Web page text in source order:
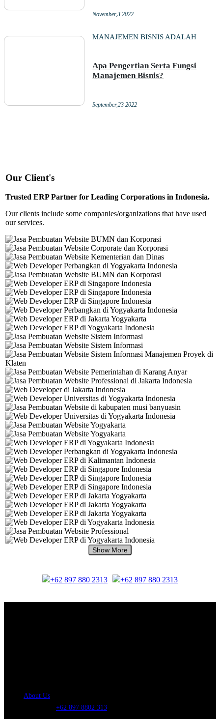
November,3 2022
MANAJEMEN BISNIS ADALAH
Apa Pengertian Serta Fungsi
Manajemen Bisnis?
September,23 2022
Our Client's
Trusted ERP Partner for Leading Corporations in Indonesia.
Our clients include some companies/organizations that have used
our services.
+62 897 880 2313 +62 897 880 2313
About Us
+62 897 8802 313